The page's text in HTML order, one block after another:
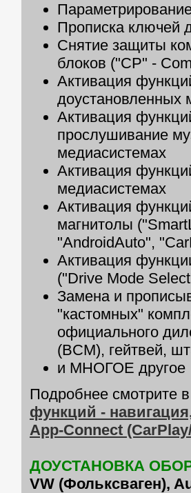
Прописка ключей
Снятие защиты
блоков ("CP" -
Активация
доустановленных
Активация
прослушивание
медиасистемах
Активация
медиасистемах
Активация
магнитолы
"AndroidAuto",
Активация
("Drive Mode
Замена и
"кастомных"
официального
(BCM), гейтвей,
и МНОГОЕ другое
Подробнее смотрите
функций -
App-Connect
ДОУСТАНОВКА
VW (Фольксваген),